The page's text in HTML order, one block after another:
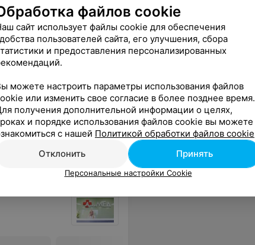
предлагающий
цены
21
файлов cookie
сайт использует файлы cookie для обеспечения
пользователей сайта, его улучшения, сбора
и предоставления персонализированных
можете настроить параметры использования файлов
или изменить свое согласие в более позднее время.
получения дополнительной информации о целях,
и порядке использования файлов cookie вы можете
с нашей Политикой обработки файлов cookie
Отклонить
Принять
Персональные настройки Cookie